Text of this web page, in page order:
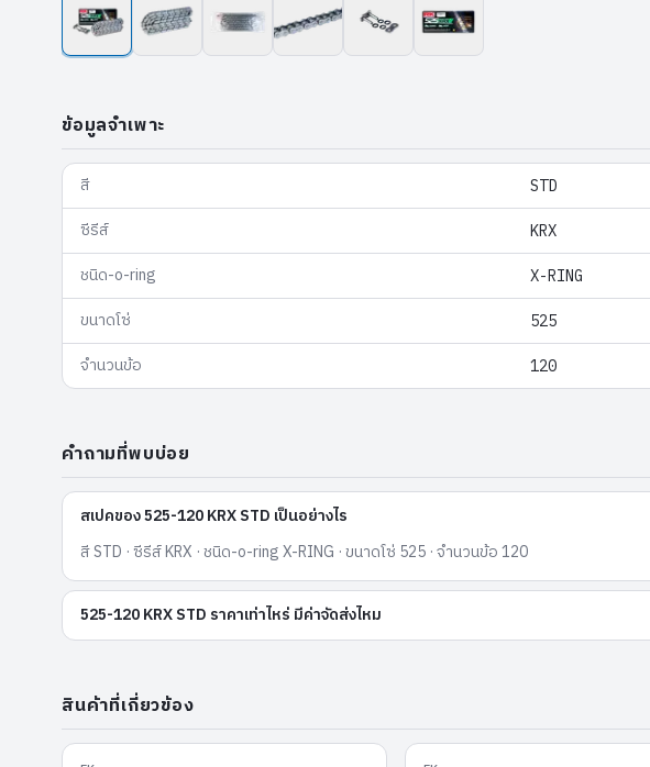
ข้อมูลจำเพาะ
สี STD
ซีรีส์ KRX
ชนิด-o-ring X-RING
ขนาดโซ่ 525
จำนวนข้อ 120
คำถามที่พบบ่อย
สเปคของ 525-120 KRX STD เป็นอย่างไร
สี STD · ซีรีส์ KRX · ชนิด-o-ring X-RING · ขนาดโซ่ 525 · จำนวนข้อ 120
525-120 KRX STD ราคาเท่าไหร่ มีค่าจัดส่งไหม
สินค้าที่เกี่ยวข้อง